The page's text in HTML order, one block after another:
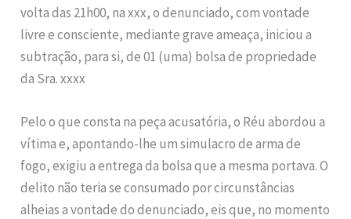
volta das 21h00, na xxx, o denunciado, com vontade
livre e consciente, mediante grave ameaça, iniciou a
subtração, para si, de 01 (uma) bolsa de propriedade
da Sra. xxxx
Pelo o que consta na peça acusatória, o Réu abordou a
vítima e, apontando-lhe um simulacro de arma de
fogo, exigiu a entrega da bolsa que a mesma portava. O
delito não teria se consumado por circunstâncias
alheias a vontade do denunciado, eis que, no momento